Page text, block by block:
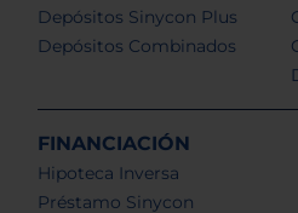
Depósitos Sinycon Plus
Depósitos Combinados
FINANCIACIÓN
Hipoteca Inversa
Préstamo Sinycon